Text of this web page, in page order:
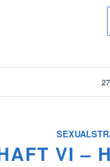
VI –